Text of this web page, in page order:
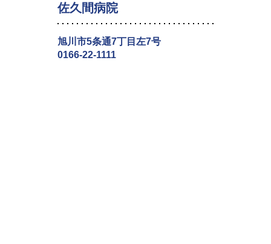
佐久間病院
旭川市5条通7丁目左7号
0166-22-1111